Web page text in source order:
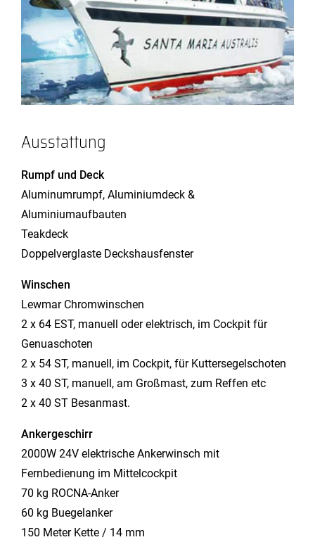
Ausstattung
Rumpf und Deck
Aluminumrumpf, Aluminiumdeck &
Aluminiumaufbauten
Teakdeck
Doppelverglaste Deckshausfenster
Winschen
Lewmar Chromwinschen
2 x 64 EST, manuell oder elektrisch, im Cockpit für
Genuaschoten
2 x 54 ST, manuell, im Cockpit, für Kuttersegelschoten
3 x 40 ST, manuell, am Großmast, zum Reffen etc
2 x 40 ST Besanmast.
Ankergeschirr
2000W 24V elektrische Ankerwinsch mit
Fernbedienung im Mittelcockpit
70 kg ROCNA-Anker
60 kg Buegelanker
150 Meter Kette / 14 mm